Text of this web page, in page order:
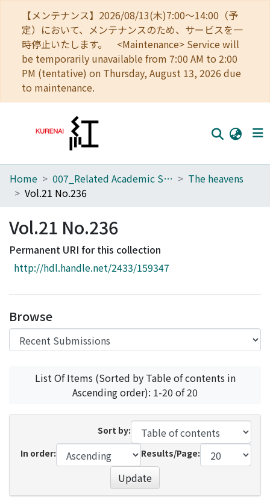
【メンテナンス】2026/08/13(木)7:00～14:00（予
定）において、メンテナンスのため、サービスを一
時停止いたします。 <Maintenance> Service will
be temporarily unavailable from 7:00 AM to 2:00
PM (tentative) on Thursday, August 13, 2026 due
to maintenance.
Home
Browse
Download Ranking
Access Statistics
Home 007_Related Academic Societies
The heavens
Vol.21 No.236
Vol.21 No.236
Permanent URI for this collection
http://hdl.handle.net/2433/159347
Browse
List Of Items (Sorted by Table of contents in
Ascending order): 1-20 of 20
Sort by:
In order:
Results/Page:
Update